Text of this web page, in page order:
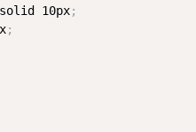
10px
;
;